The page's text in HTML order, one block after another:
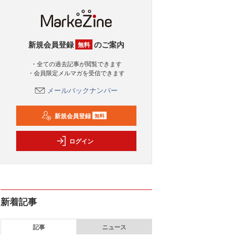
新規会員登録 無料 のご案内
・全ての過去記事が閲覧できます
・会員限定メルマガを受信できます
メールバックナンバー
新規会員登録 無料
ログイン
新着記事
記事 ニュース